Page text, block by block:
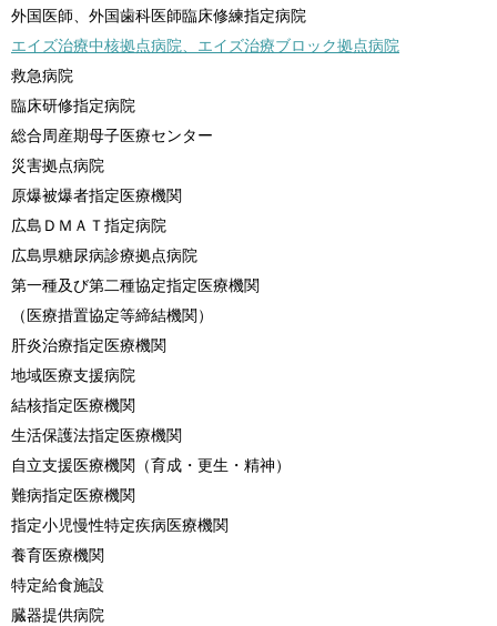
外国医師、外国歯科医師臨床修練指定病院
エイズ治療中核拠点病院、エイズ治療ブロック拠点病院
救急病院
臨床研修指定病院
総合周産期母子医療センター
災害拠点病院
原爆被爆者指定医療機関
広島ＤＭＡＴ指定病院
広島県糖尿病診療拠点病院
第一種及び第二種協定指定医療機関
（医療措置協定等締結機関）
肝炎治療指定医療機関
地域医療支援病院
結核指定医療機関
生活保護法指定医療機関
自立支援医療機関（育成・更生・精神）
難病指定医療機関
指定小児慢性特定疾病医療機関
養育医療機関
特定給食施設
臓器提供病院